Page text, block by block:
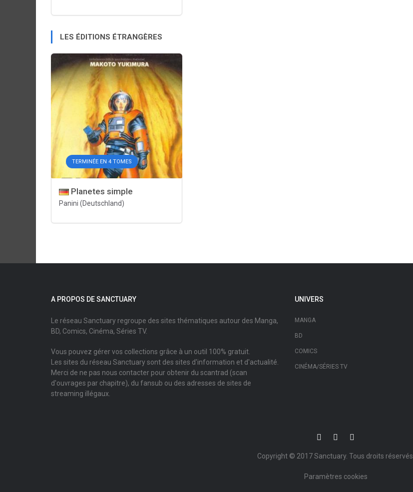
LES ÉDITIONS ÉTRANGÈRES
TERMINÉE EN 4 TOMES
Planetes simple
Panini (Deutschland)
A PROPOS DE SANCTUARY
Le réseau Sanctuary regroupe des sites thématiques autour des Manga,
BD, Comics, Cinéma, Séries TV.
Vous pouvez gérer vos collections grâce à un outil 100% gratuit.
Les sites du réseau Sanctuary sont des sites d'information et d'actualité.
Merci de ne pas nous contacter pour obtenir du scantrad (scan
d'ouvrages par chapitre), du fansub ou des adresses de sites de
streaming illégaux.
UNIVERS
MANGA
BD
COMICS
CINÉMA/SÉRIES TV
Copyright © 2017Sanctuary. Tous droits réservés.
Paramètres cookies